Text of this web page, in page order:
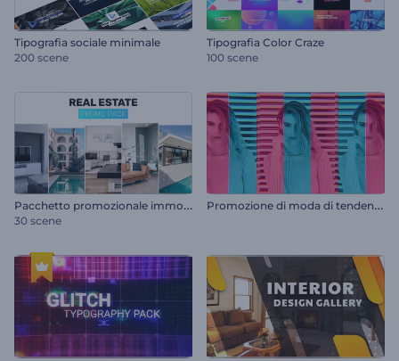
Tipografia sociale minimale
200 scene
Tipografia Color Craze
100 scene
P
acchetto promozionale immobiliare
30 scene
P
romozione di moda di tendenza